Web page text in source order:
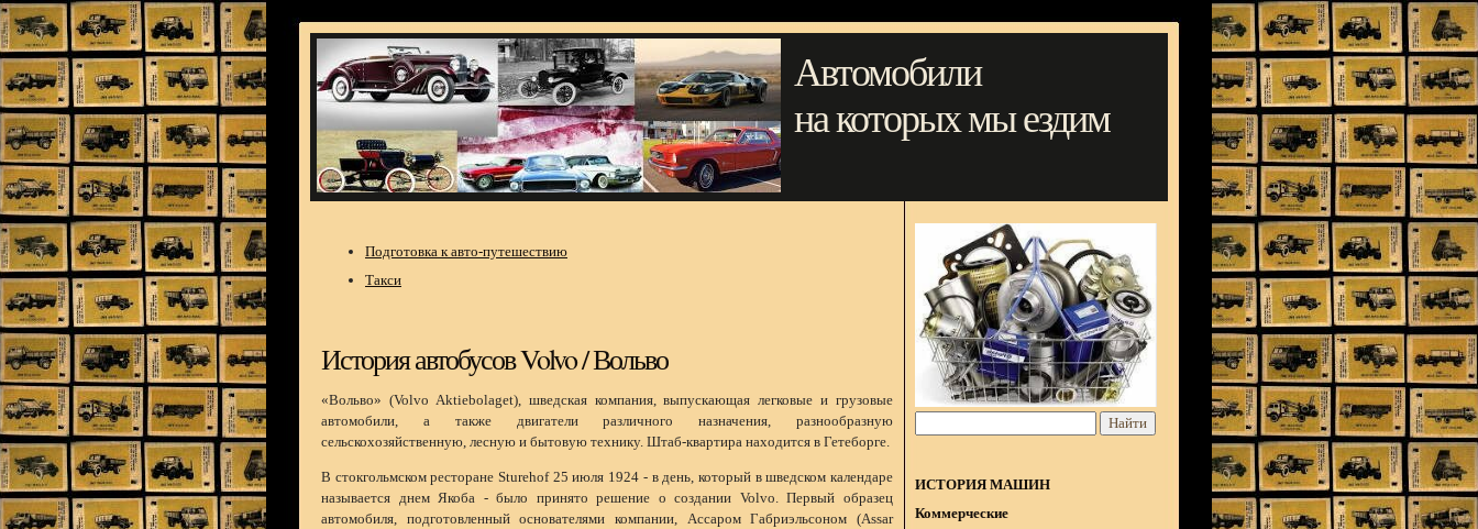
Автомобили
на которых мы ездим
Подготовка к авто-путешествию
Такси
История автобусов Volvo / Вольво
«Вольво» (Volvo Aktiebolaget), шведская компания, выпускающая легковые и грузовые
автомобили, а также двигатели различного назначения, разнообразную
сельскохозяйственную, лесную и бытовую технику. Штаб-квартира находится в Гетеборге.
В стокгольмском ресторане Sturehof 25 июля 1924 - в день, который в шведском календаре
называется днем Якоба - было принято решение о создании Volvo. Первый образец
автомобиля, подготовленный основателями компании, Ассаром Габриэльсоном (Assar
ИСТОРИЯ МАШИН
Коммерческие